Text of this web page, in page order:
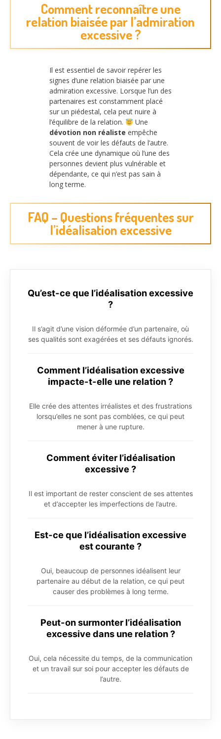
Comment reconnaître une
relation biaisée par l’admiration
excessive ?
Il est essentiel de savoir repérer les
signes d’une relation biaisée par une
admiration excessive. Lorsque l’un des
partenaires est constamment placé
sur un piédestal, cela peut nuire à
l’équilibre de la relation.
Une
dévotion non réaliste empêche
souvent de voir les défauts de l’autre.
Cela crée une dynamique où l’une des
personnes devient plus vulnérable et
dépendante, ce qui n’est pas sain à
long terme.
FAQ – Questions fréquentes sur
l’idéalisation excessive
Qu’est-ce que l’idéalisation excessive
?
Il s’agit d’une vision déformée d’un partenaire, où
ses qualités sont exagérées et ses défauts ignorés.
Comment l’idéalisation excessive
impacte-t-elle une relation ?
Elle crée des attentes irréalistes et des frustrations
lorsqu’elles ne sont pas comblées, ce qui peut
mener à une rupture.
Comment éviter l’idéalisation
excessive ?
Il est important de rester conscient de ses attentes
et d’accepter les imperfections de l’autre.
Est-ce que l’idéalisation excessive
est courante ?
Oui, beaucoup de personnes idéalisent leur
partenaire au début de la relation, ce qui peut
causer des problèmes à long terme.
Peut-on surmonter l’idéalisation
excessive dans une relation ?
Oui, cela nécessite du temps, de la communication
et un travail sur soi pour accepter les défauts de
l’autre.